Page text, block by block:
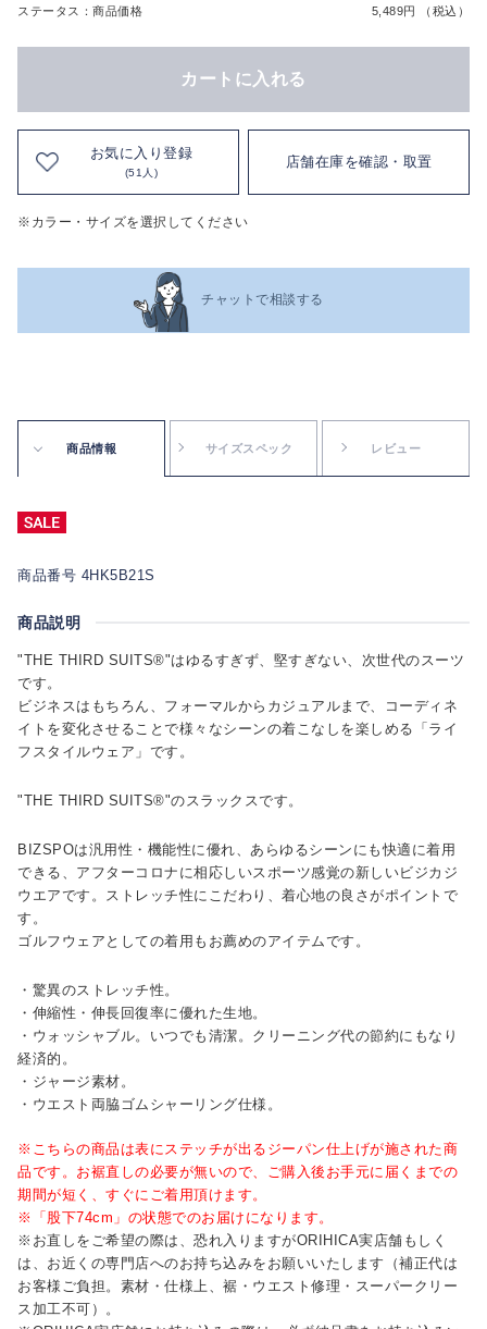
ステータス：商品価格 5,489円 （税込）
カートに入れる
お気に入り登録
(51人)
店舗在庫を確認・取置
※カラー・サイズを選択してください
チャットで相談する
商品情報 サイズスペック レビュー
商品番号 4HK5B21S
商品説明
"THE THIRD SUITS®"はゆるすぎず、堅すぎない、次世代のスーツ
です。
ビジネスはもちろん、フォーマルからカジュアルまで、コーディネ
イトを変化させることで様々なシーンの着こなしを楽しめる「ライ
フスタイルウェア」です。
"THE THIRD SUITS®"のスラックスです。
BIZSPOは汎用性・機能性に優れ、あらゆるシーンにも快適に着用
できる、アフターコロナに相応しいスポーツ感覚の新しいビジカジ
ウエアです。ストレッチ性にこだわり、着心地の良さがポイントで
す。
ゴルフウェアとしての着用もお薦めのアイテムです。
・驚異のストレッチ性。
・伸縮性・伸長回復率に優れた生地。
・ウォッシャブル。いつでも清潔。クリーニング代の節約にもなり
経済的。
・ジャージ素材。
・ウエスト両脇ゴムシャーリング仕様。
※こちらの商品は表にステッチが出るジーパン仕上げが施された商
品です。お裾直しの必要が無いので、ご購入後お手元に届くまでの
期間が短く、すぐにご着用頂けます。
※「股下74cm」の状態でのお届けになります。
※お直しをご希望の際は、恐れ入りますがORIHICA実店舗もしく
は、お近くの専門店へのお持ち込みをお願いいたします（補正代は
お客様ご負担。素材・仕様上、裾・ウエスト修理・スーパークリー
ス加工不可）。